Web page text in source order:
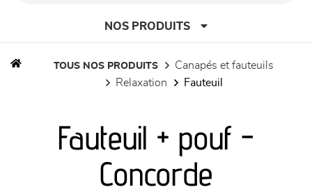
NOS PRODUITS
séjours
meubles de complément
TOUS NOS PRODUITS
canapés et fauteuils
relaxation
fauteuil
Fauteuil + pouf -
Concorde